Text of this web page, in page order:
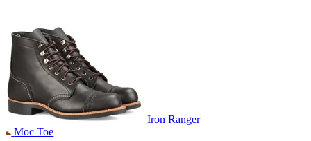
Iron Ranger
Moc Toe